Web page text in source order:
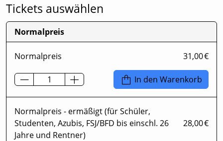
Tickets auswählen
Normalpreis
Normalpreis 31,00 €
In den Warenkorb
Normalpreis - ermäßigt (für Schüler,
Studenten, Azubis, FSJ/BFD bis einschl. 26
Jahre und Rentner)
28,00 €